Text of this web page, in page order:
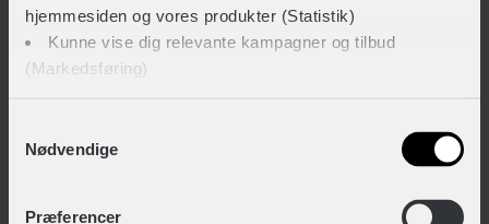
hjemmesiden og vores produkter (Statistik)
Kunne vise dig relevante kampagner og tilbud
(Markedsføring)
cookies til alle disse formål. Du kan også bruge
formål. Vælg formål og ‘Gem indstillinger’.
Nødvendige
Præferencer
+ 39,-
BASISINFORMATION